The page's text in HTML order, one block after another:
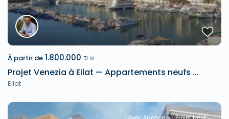
À partir de 1.800.000 ₪ ₪
Projet Venezia à Eilat — Appartements neufs ...
Eilat